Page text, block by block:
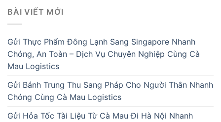
BÀI VIẾT MỚI
Gửi Thực Phẩm Đông Lạnh Sang Singapore Nhanh
Chóng, An Toàn – Dịch Vụ Chuyên Nghiệp Cùng Cà
Mau Logistics
Gửi Bánh Trung Thu Sang Pháp Cho Người Thân Nhanh
Chóng Cùng Cà Mau Logistics
Gửi Hỏa Tốc Tài Liệu Từ Cà Mau Đi Hà Nội Nhanh